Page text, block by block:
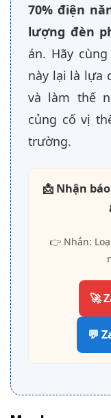
70% điện
lượng đèn
án. Hãy
này lại là lựa
và làm thế
củng cố vị
trường.
📩 Nhận
👉 Nhắn:
🚀
💬